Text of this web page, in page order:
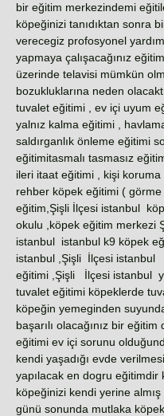
bir eğitim merkezindemi
köpeğinizi tanıdıktan sonra
verecegiz profosyonel
yapmaya çalışacağınız
üzerinde telavisi mümkün
bozukluklarına neden
tuvalet eğitimi , ev içi uyum
yalnız kalma eğitimi ,
saldırganlık önleme eğitimi
eğitimitasmalı tasmasız
ileri itaat eğitimi , kişi koruma
rehber köpek eğitimi (
eğitim,Şişli İlçesi istanbul
okulu ,köpek eğitim merkezi
istanbul istanbul k9 köpek
istanbul ,Şişli İlçesi istanbul
eğitimi ,Şişli İlçesi istanbul
tuvalet eğitimi köpeklerde
köpeğin yemeginden
başarılı olacağınız bir
eğitimi ev içi sorunu
kendi yaşadığı evde
yapılacak en dogru eğitimdir
köpeğinizi kendi yerine
günü sonunda mutlaka